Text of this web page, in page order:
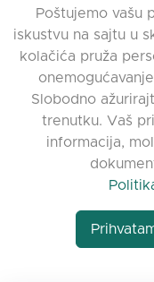
Napomene o
© 2026
zadržana
Poštujemo vašu
iskustvu na sajtu u
kolačića pruža
Slobodno
trenutku. Vaš
informacija,